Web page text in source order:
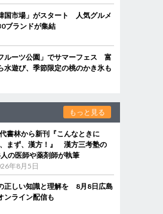
国市場」がスタート 人気グルメ
ブランドが集結
ルーツ公園」でサマーフェス 富
水遊び、季節限定の桃のかき氷も
もっと見る
書林から新刊『こんなときに
まず、漢方！』 漢方三考塾の
の医師や薬剤師が執筆
年8月5日
正しい知識と理解を 8月8日広島
ンライン配信も